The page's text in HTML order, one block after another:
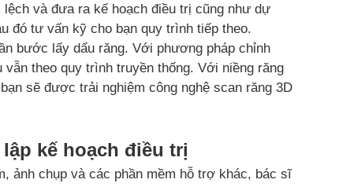
và đưa ra kế hoạch điều trị cũng như dự
đó tư vấn kỹ cho bạn quy trình tiếp theo.
bước lấy dấu răng. Với phương pháp chỉnh
vẫn theo quy trình truyền thống. Với niềng răng
sẽ được trải nghiệm công nghệ scan răng 3D
kế hoạch điều trị
ảnh chụp và các phần mềm hỗ trợ khác, bác sĩ